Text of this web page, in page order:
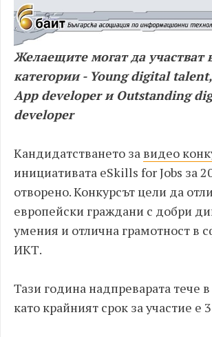
Желаещите могат да участват
категории - Young digital
App developer и Outstanding
developer
Кандидатстването за видео
инициативата eSkills for Jobs за
отворено. Конкурсът цели да
европейски граждани с добри
умения и отлична грамотност в
ИКТ.
Тази година надпреварата тече
като крайният срок за участие е